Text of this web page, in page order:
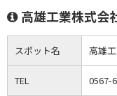
高雄工業株式会
スポット名 高雄
TEL 0567-